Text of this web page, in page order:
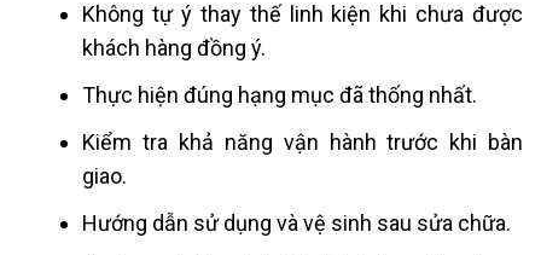
Không tự ý thay thế linh kiện khi chưa được
khách hàng đồng ý.
Thực hiện đúng hạng mục đã thống nhất.
Kiểm tra khả năng vận hành trước khi bàn
giao.
Hướng dẫn sử dụng và vệ sinh sau sửa chữa.